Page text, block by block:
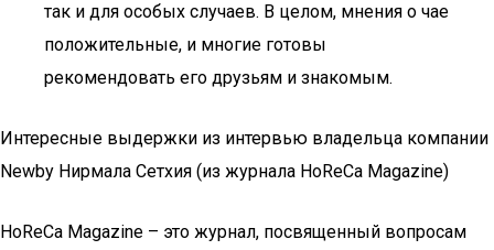
так и для особых случаев. В целом, мнения о чае
положительные, и многие готовы
рекомендовать его друзьям и знакомым.
Интересные выдержки из интервью владельца компании
Newby Нирмала Сетхия (из журнала HoReCa Magazine)
HoReCa Magazine – это журнал, посвященный вопросам